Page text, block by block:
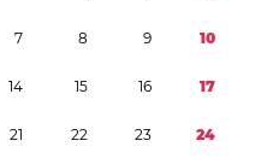
7 8 9 10
14 15 16 17
21 22 23 24